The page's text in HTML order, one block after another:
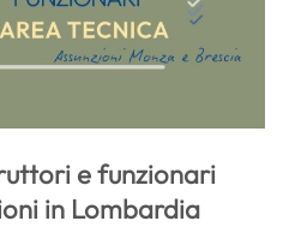
e funzionari
in Lombardia